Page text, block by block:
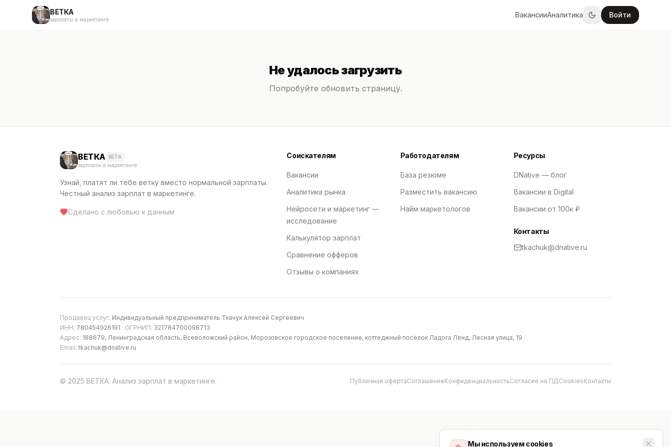
Мы используем cookies
ВЕТКА
зарплаты в маркетинге
ВакансииАналитика Войти
Не удалось загрузить
Попробуйте обновить страницу.
ВЕТКА BETA
зарплаты в маркетинге
Узнай, платят ли тебе ветку вместо нормальной зарплаты.
Честный анализ зарплат в маркетинге.
Сделано с любовью к данным
Соискателям
Вакансии
Аналитика рынка
Нейросети и маркетинг —
исследование
Калькулятор зарплат
Сравнение офферов
Отзывы о компаниях
Работодателям
База резюме
Разместить вакансию
Найм маркетологов
Ресурсы
DNative — блог
Вакансии в Digital
Вакансии от 100к ₽
Контакты
tkachuk@dnative.ru
Продавец услуг: Индивидуальный предприниматель Ткачук Алексей Сергеевич
ИНН: 780454926191 · ОГРНИП: 321784700098713
Адрес: 188679, Ленинградская область, Всеволожский район, Морозовское городское поселение, коттеджный посёлок Ладога Ленд, Лесная улица, 19
Email: tkachuk@dnative.ru
© 2025 ВЕТКА. Анализ зарплат в маркетинге. Публичная офертаСоглашениеКонфиденциальностьСогласие на ПДCookiesКонтакты